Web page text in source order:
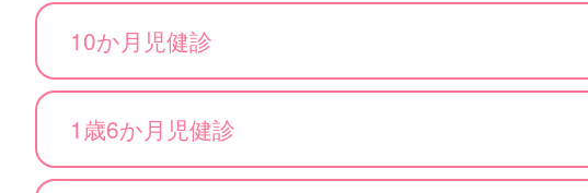
10か月児健診
1歳6か月児健診